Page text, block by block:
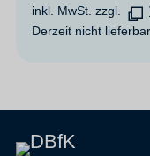
inkl. MwSt. zzgl.
Derzeit nicht lieferbar